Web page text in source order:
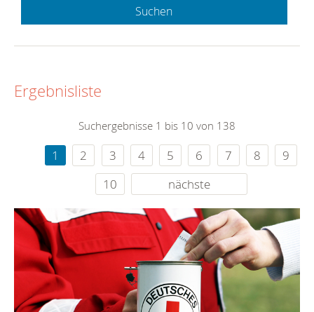
Suchen
Ergebnisliste
Suchergebnisse 1 bis 10 von 138
1 2 3 4 5 6 7 8
9
10
nächste